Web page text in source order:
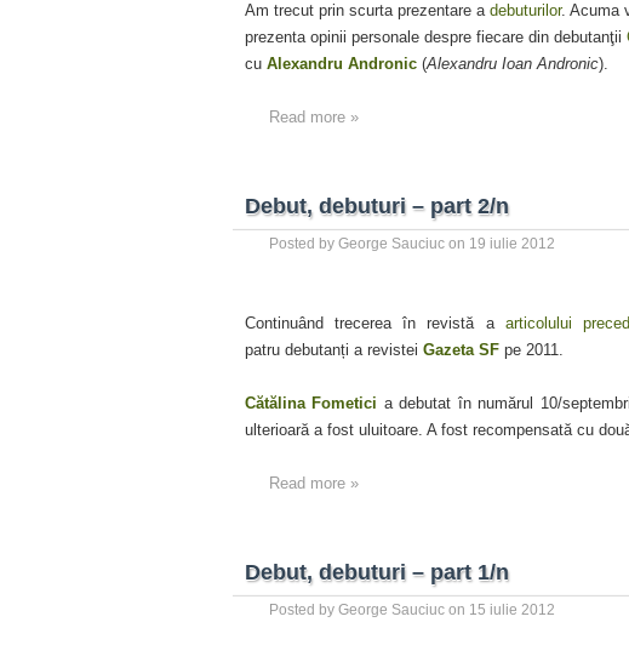
Am trecut prin scurta prezentare a debuturilor. Acuma
prezenta opinii personale despre fiecare din debutanţii
cu Alexandru Andronic (Alexandru Ioan Andronic).
Read more »
Debut, debuturi – part 2/n
Posted by George Sauciuc on 19 iulie 2012
Continuând trecerea în revistă a articolului
patru debutanți a revistei Gazeta SF pe 2011.
Cătălina Fometici a debutat în numărul 10/
ulterioară a fost uluitoare. A fost recompensată cu
Read more »
Debut, debuturi – part 1/n
Posted by George Sauciuc on 15 iulie 2012